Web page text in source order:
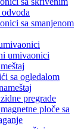
sa smanjenom
umivaonici
sa ogledalom
pregrade
ploče sa